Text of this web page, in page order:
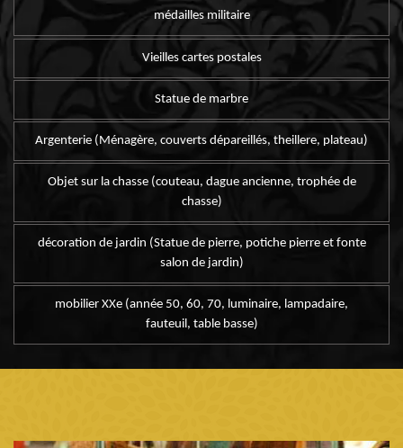
médailles militaire
Vieilles cartes postales
Statue de marbre
Argenterie (Ménagère, couverts dépareillés, theillere, plateau)
Objet sur la chasse (couteau, dague ancienne, trophée de
chasse)
décoration de jardin (Statue de pierre, potiche pierre et fonte
salon de jardin)
mobilier XXe (année 50, 60, 70, luminaire, lampadaire,
fauteuil, table basse)